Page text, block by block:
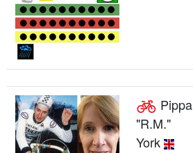
Pippa
"R.M."
York